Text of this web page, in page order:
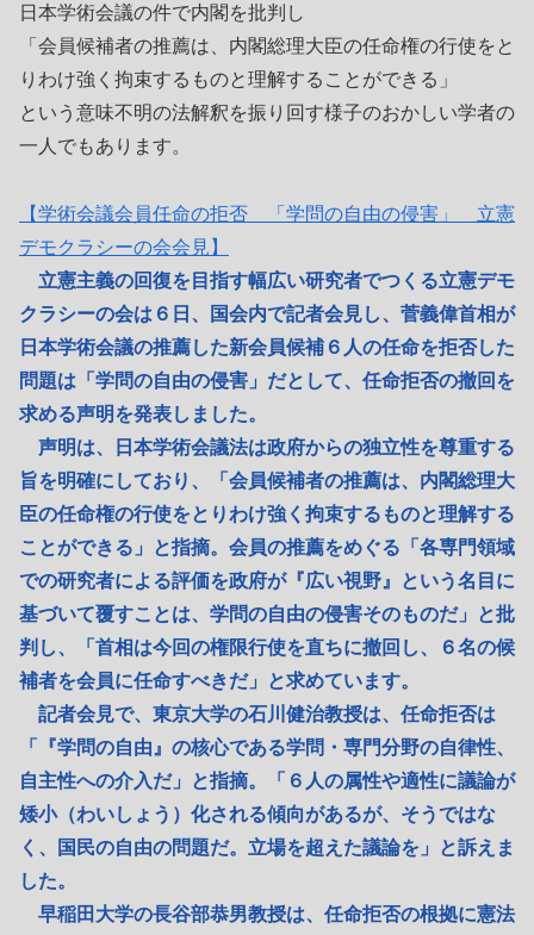
日本学術会議の件で内閣を批判し
「会員候補者の推薦は、内閣総理大臣の任命権の行使をと
りわけ強く拘束するものと理解することができる」
という意味不明の法解釈を振り回す様子のおかしい学者の
一人でもあります。
【学術会議会員任命の拒否 「学問の自由の侵害」 立憲
デモクラシーの会会見】
立憲主義の回復を目指す幅広い研究者でつくる立憲デモ
クラシーの会は６日、国会内で記者会見し、菅義偉首相が
日本学術会議の推薦した新会員候補６人の任命を拒否した
問題は「学問の自由の侵害」だとして、任命拒否の撤回を
求める声明を発表しました。
声明は、日本学術会議法は政府からの独立性を尊重する
旨を明確にしており、「会員候補者の推薦は、内閣総理大
臣の任命権の行使をとりわけ強く拘束するものと理解する
ことができる」と指摘。会員の推薦をめぐる「各専門領域
での研究者による評価を政府が『広い視野』という名目に
基づいて覆すことは、学問の自由の侵害そのものだ」と批
判し、「首相は今回の権限行使を直ちに撤回し、６名の候
補者を会員に任命すべきだ」と求めています。
記者会見で、東京大学の石川健治教授は、任命拒否は
「『学問の自由』の核心である学問・専門分野の自律性、
自主性への介入だ」と指摘。「６人の属性や適性に議論が
矮小（わいしょう）化される傾向があるが、そうではな
く、国民の自由の問題だ。立場を超えた議論を」と訴えま
した。
早稲田大学の長谷部恭男教授は、任命拒否の根拠に憲法